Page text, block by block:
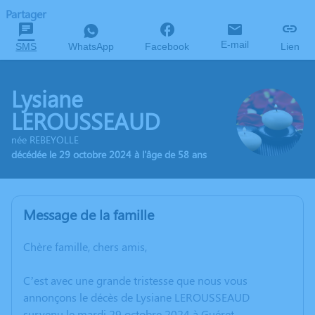
Partager
SMS WhatsApp Facebook E-mail Lien
Lysiane
LEROUSSEAUD
née REBEYOLLE
décédée le 29 octobre 2024 à l'âge de 58 ans
Message de la famille
Chère famille, chers amis,
C’est avec une grande tristesse que nous vous
annonçons le décès de Lysiane LEROUSSEAUD